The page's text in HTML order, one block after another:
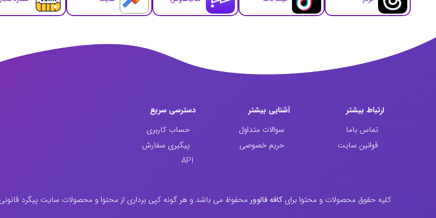
ارتباط‌ بیشتر
تماس باما
قوانین سایت
آشنایی بیشتر
سوالات متداول
حریم خصوصی
دسترسی سریع
حساب کاربری
پیگیری سفارش
API
کليه حقوق محصولات و محتوا برای کافه فالوور محفوظ می باشد و هر گونه کپی برداری از محتوا و محصولات سایت پیگرد